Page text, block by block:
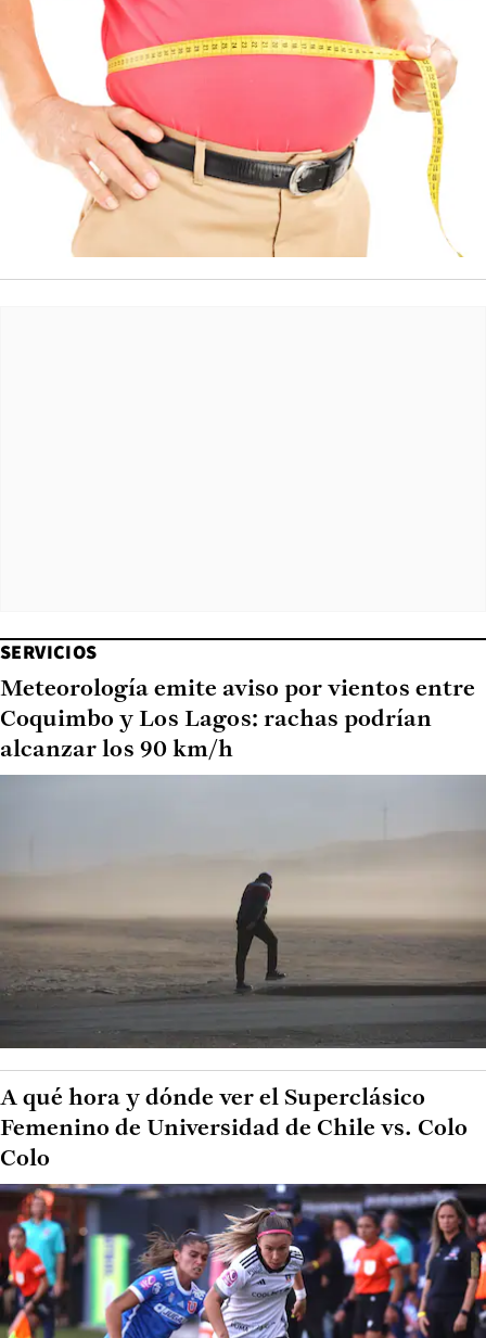
SERVICIOS
Meteorología emite aviso por vientos entre
Coquimbo y Los Lagos: rachas podrían
alcanzar los 90 km/h
A qué hora y dónde ver el Superclásico
Femenino de Universidad de Chile vs. Colo
Colo